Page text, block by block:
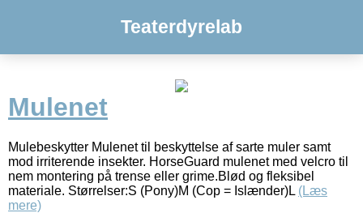
Teaterdyrelab
Mulenet
Mulebeskytter Mulenet til beskyttelse af sarte muler samt
mod irriterende insekter. HorseGuard mulenet med velcro til
nem montering på trense eller grime.Blød og fleksibel
materiale. Størrelser:S (Pony)M (Cop = Islænder)L (Læs
mere)